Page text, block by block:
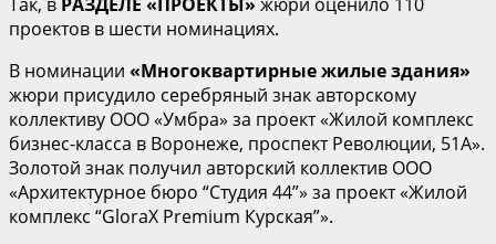
проектов в шести номинациях.
В номинации «Многоквартирные жилые здания»
жюри присудило серебряный знак авторскому
коллективу ООО «Умбра» за проект «Жилой комплекс
бизнес-класса в Воронеже, проспект Революции, 51А».
Золотой знак получил авторский коллектив ООО
«Архитектурное бюро “Студия 44”» за проект «Жилой
комплекс “GloraX Premium Курская”».